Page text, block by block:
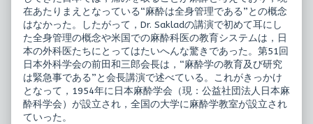
学
書,
在あたりまえとなっている“麻酔は全身管理である”との概念
はなかった。したがって，Dr. Sakladの講演で初めて耳にし
た全身管理の概念や米国での麻酔科医の教育システムは，日
本の外科医たちにとってはたいへんな驚きであった。第51回
日本外科学会の前田和三郎会長は，“麻酔学の教育及び研究
は緊急事である”と会長講演で述べている。これがきっかけ
となって，1954年に日本麻酔学会（現：公益社団法人日本麻
酔科学会）が設立され，全国の大学に麻酔学教室が設立され
ていった。